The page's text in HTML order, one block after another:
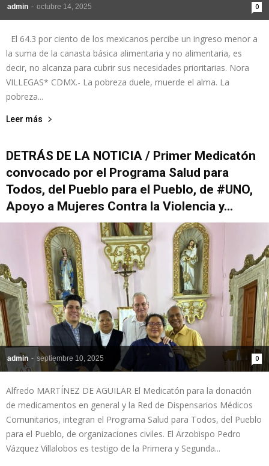
admin - octubre 14, 2025 0
El 64.3 por ciento de los mexicanos percibe un ingreso menor a
la suma de la canasta básica alimentaria y no alimentaria, es
decir, no alcanza para cubrir sus necesidades prioritarias. Nora
VILLEGAS* CDMX.- La pobreza duele, muerde el alma. La
pobreza...
Leer más
DETRÁS DE LA NOTICIA / Primer Medicatón
convocado por el Programa Salud para
Todos, del Pueblo para el Pueblo, de #UNO,
Apoyo a Mujeres Contra la Violencia y...
admin - septiembre 10, 2025 0
Alfredo MARTÍNEZ DE AGUILAR El Medicatón para la donación
de medicamentos en general y la Red de Dispensarios Médicos
Comunitarios, integran el Programa Salud para Todos, del Pueblo
para el Pueblo, de organizaciones civiles. El Arzobispo Pedro
Vázquez Villalobos es testigo de la Primera y Segunda...